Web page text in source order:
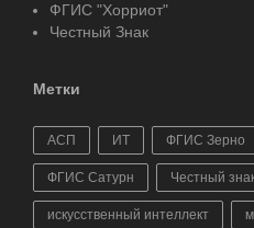
ФГИС "Хорриот"
Честный Знак
Метки
АСП ИТ ФГИС Зерно
ФГИС Сатурн Честный
искусственный интеллект